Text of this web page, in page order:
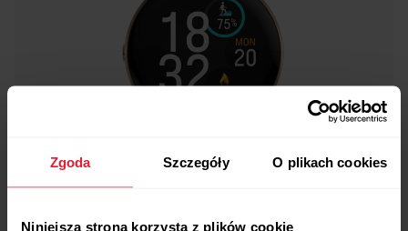
Zgoda Szczegóły O plikach cookies
Niniejsza strona korzysta z plików cookie